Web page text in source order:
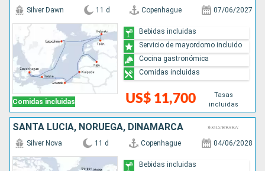
Comidas incluidas
Silver Dawn 11 d Copenhague 07/06/2027
US$ 11,700
Tasas
incluidas
Bebidas incluidas
Servicio de mayordomo incluido
Cocina gastronómica
Comidas incluidas
SANTA LUCIA, NORUEGA, DINAMARCA
Silver Nova 11 d Copenhague 04/06/2028
Bebidas incluidas